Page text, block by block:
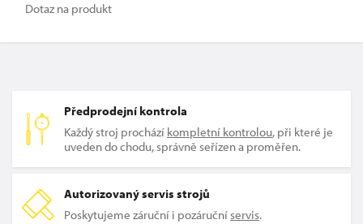
Dotaz na produkt
Předprodejní kontrola
Každý stroj prochází kompletní kontrolou, při které je
uveden do chodu, správně seřízen a proměřen.
Autorizovaný servis strojů
Poskytujeme záruční i pozáručníservis.